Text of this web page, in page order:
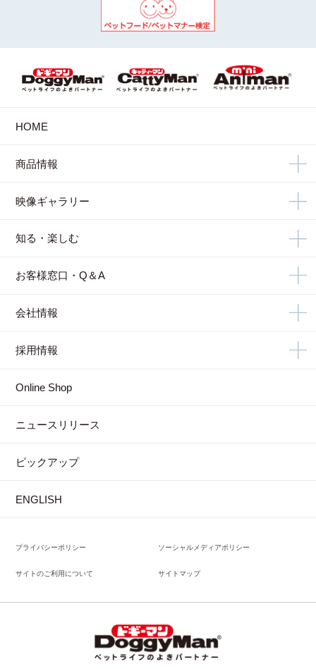
HOME
商品情報
映像ギャラリー
知る・楽しむ
お客様窓口・Q＆A
会社情報
採用情報
Online Shop
ニュースリリース
ピックアップ
ENGLISH
プライバシーポリシー ソーシャルメディアポリシー
サイトのご利用について サイトマップ